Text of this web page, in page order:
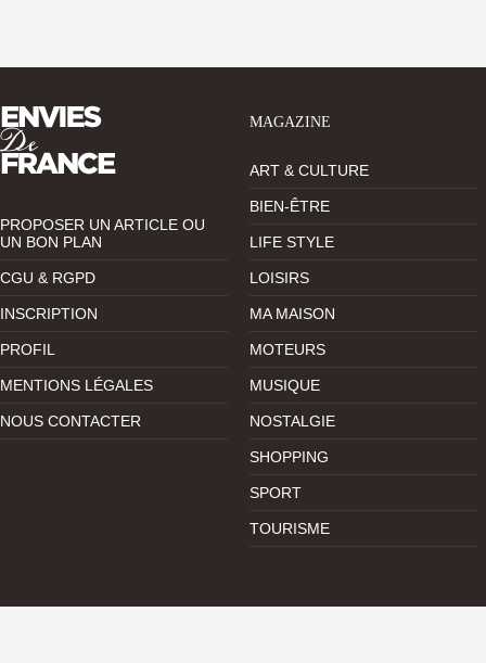
PROPOSER UN ARTICLE OU
UN BON PLAN
CGU & RGPD
INSCRIPTION
PROFIL
MENTIONS LÉGALES
NOUS CONTACTER
MAGAZINE
ART & CULTURE
BIEN-ÊTRE
LIFE STYLE
LOISIRS
MA MAISON
MOTEURS
MUSIQUE
NOSTALGIE
SHOPPING
SPORT
TOURISME